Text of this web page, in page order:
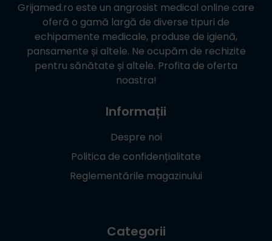
Grijamed.ro este un angrosist medical online care
oferă o gamă largă de diverse tipuri de
echipamente medicale, produse de igienă,
pansamente și altele. Ne ocupăm de rechizite
pentru sănătate și altele. Profita de oferta
noastra!
Informații
Despre noi
Politica de confidențialitate
Reglementările magazinului
Categorii